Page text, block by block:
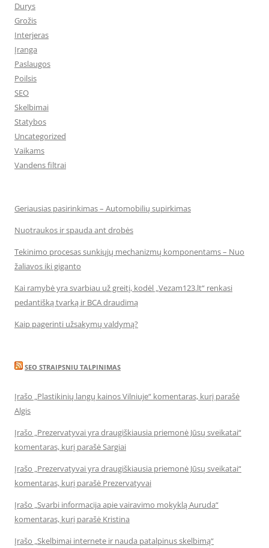
Durys
Grožis
Interjeras
Įranga
Paslaugos
Poilsis
SEO
Skelbimai
Statybos
Uncategorized
Vaikams
Vandens filtrai
Geriausias pasirinkimas – Automobilių supirkimas
Nuotraukos ir spauda ant drobės
Tekinimo procesas sunkiųjų mechanizmų komponentams – Nuo
žaliavos iki giganto
Kai ramybė yra svarbiau už greitį, kodėl „Vezam123.lt“ renkasi
pedantišką tvarką ir BCA draudimą
Kaip pagerinti užsakymų valdymą?
SEO STRAIPSNIU TALPINIMAS
Įrašo „Plastikinių langų kainos Vilniuje“ komentaras, kurį parašė
Algis
Įrašo „Prezervatyvai yra draugiškiausia priemonė Jūsų sveikatai“
komentaras, kurį parašė Sargiai
Įrašo „Prezervatyvai yra draugiškiausia priemonė Jūsų sveikatai“
komentaras, kurį parašė Prezervatyvai
Įrašo „Svarbi informacija apie vairavimo mokyklą Auruda“
komentaras, kurį parašė Kristina
Įrašo „Skelbimai internete ir nauda patalpinus skelbimą“